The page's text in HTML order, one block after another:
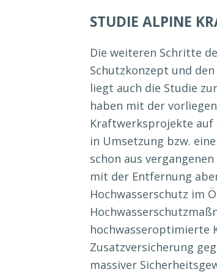
STUDIE ALPINE
Die weiteren Schritte
Schutzkonzept und
liegt auch die Studie
haben mit der
Kraftwerksprojekte
in Umsetzung bzw.
schon aus
mit der Entfernung
Hochwasserschutz im
hochwasseroptimierte
Zusatzversicherung
massiver